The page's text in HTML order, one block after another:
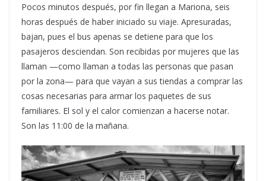
Pocos minutos después, por fin llegan a Mariona, seis
horas después de haber iniciado su viaje. Apresuradas,
bajan, pues el bus apenas se detiene para que los
pasajeros desciendan. Son recibidas por mujeres que las
llaman —como llaman a todas las personas que pasan
por la zona— para que vayan a sus tiendas a comprar las
cosas necesarias para armar los paquetes de sus
familiares. El sol y el calor comienzan a hacerse notar.
Son las 11:00 de la mañana.